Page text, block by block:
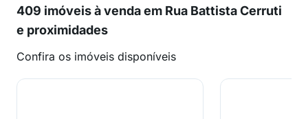
409 imóveis à venda em Rua Battista Cerruti
e proximidades
Confira os imóveis disponíveis